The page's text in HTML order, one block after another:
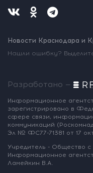
Новости Краснодара и
Нашли ошибку?
Разработано —
Информационное
зарегистрировано в
сфере связи,
коммуникаций
Эл № ФС77-71381 от 17
Учредитель - Общество с
Информационное
Ламейкин В.А.